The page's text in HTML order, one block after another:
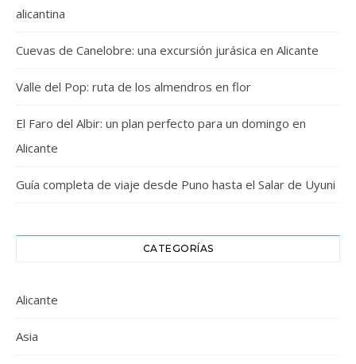
alicantina
Cuevas de Canelobre: una excursión jurásica en Alicante
Valle del Pop: ruta de los almendros en flor
El Faro del Albir: un plan perfecto para un domingo en
Alicante
Guía completa de viaje desde Puno hasta el Salar de Uyuni
CATEGORÍAS
Alicante
Asia